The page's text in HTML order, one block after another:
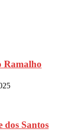
Ramalho
dos Santos